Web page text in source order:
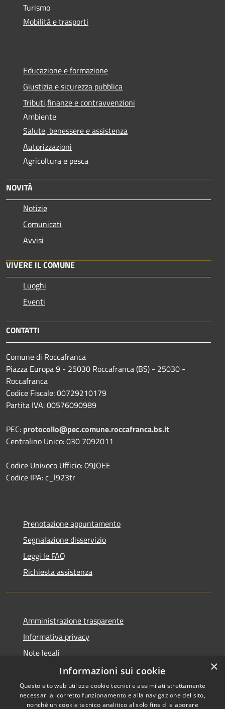
Turismo
Mobilità e trasporti
Educazione e formazione
Giustizia e sicurezza pubblica
Tributi,finanze e contravvenzioni
Ambiente
Salute, benessere e assistenza
Autorizzazioni
Agricoltura e pesca
NOVITÀ
Notizie
Comunicati
Avvisi
VIVERE IL COMUNE
Luoghi
Eventi
CONTATTI
Comune di Roccafranca
Piazza Europa 9 - 25030 Roccafranca (BS) - 25030 -
Roccafranca
Codice Fiscale: 00729210179
Partita IVA: 00576090989
PEC: protocollo@pec.comune.roccafranca.bs.it
Centralino Unico: 030 7092011
Codice Univoco Ufficio: 09JOEE
Codice IPA: c_l923tr
Prenotazione appuntamento
Segnalazione disservizio
Leggi le FAQ
Richiesta assistenza
Amministrazione trasparente
Informativa privacy
Note legali
Dichiarazione di accessibilità
×
Informazioni sui cookie
Questo sito web utilizza cookie tecnici e assimilati strettamente
necessari al corretto funzionamento e alla navigazione del sito,
nonché un cookie tecnico analitico al solo fine di elaborare